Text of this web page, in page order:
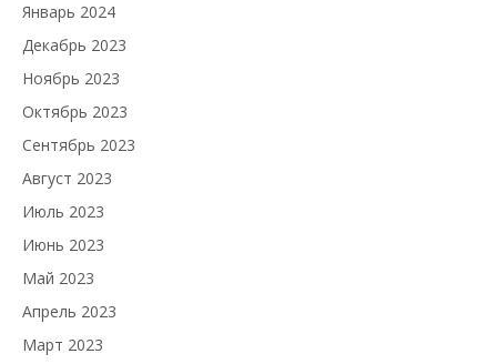
Январь 2024
Декабрь 2023
Ноябрь 2023
Октябрь 2023
Сентябрь 2023
Август 2023
Июль 2023
Июнь 2023
Май 2023
Апрель 2023
Март 2023